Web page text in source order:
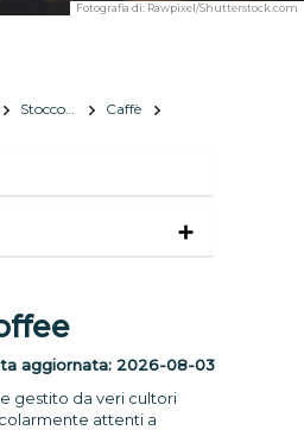
Fotografia di: Rawpixel/Shutterstock.com
Stoccolma
Caffè
aggiornata: 2026-08-03
gestito da veri cultori
attenti a